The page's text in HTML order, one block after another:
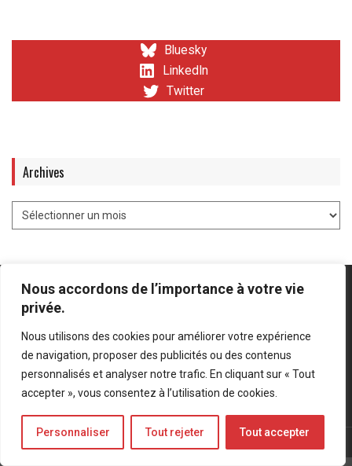
Nous accordons de l’importance à votre vie
privée.
Nous utilisons des cookies pour améliorer votre expérience
de navigation, proposer des publicités ou des contenus
personnalisés et analyser notre trafic. En cliquant sur « Tout
accepter », vous consentez à l’utilisation de cookies.
Personnaliser Tout rejeter Tout accepter
Bluesky
LinkedIn
Twitter
Archives
Mentions légales-Politique de confidentialité
Bluesky
LinkedIn
Twitter
© Forces Operations Blog - 2022